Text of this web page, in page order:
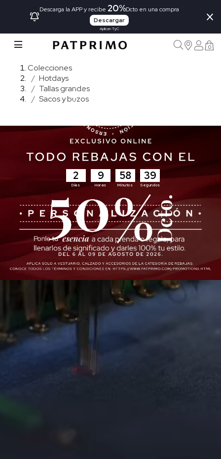
Descarga la APP y recibe 20%Dcto en una compra
Descargar
Aplican TyC
×
0
Colecciones
Hotdays
Tallas grandes
Sacos y buzos
2
Días
9
Horas
58
Minutos
38
Segundos